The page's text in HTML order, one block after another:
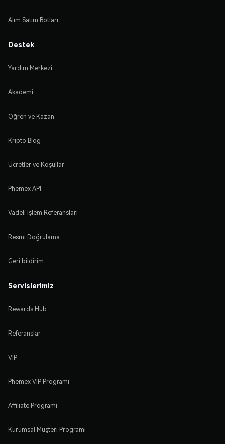
Alım Satım Botları
Destek
Yardım Merkezi
Akademi
Öğren ve Kazan
Kripto Blog
Ücretler ve Koşullar
Phemex API
Vadeli İşlem Referansları
Resmi Doğrulama
Geri bildirim
Servislerimiz
Rewards Hub
Referanslar
VIP
Phemex VIP Programı
Affiliate Programı
Kurumsal Müşteri Programı